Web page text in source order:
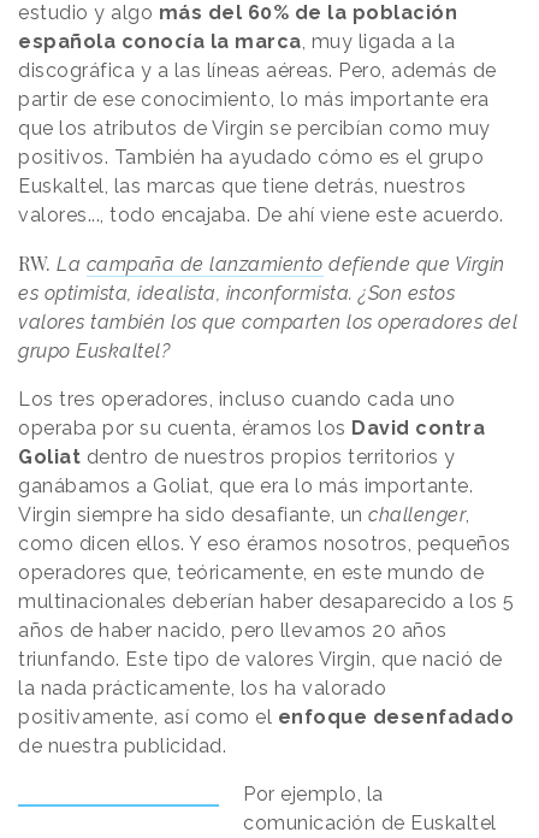
estudio y algo más del 60% de la población
española conocía la marca, muy ligada a la
discográfica y a las líneas aéreas. Pero, además de
partir de ese conocimiento, lo más importante era
que los atributos de Virgin se percibían como muy
positivos. También ha ayudado cómo es el grupo
Euskaltel, las marcas que tiene detrás, nuestros
valores..., todo encajaba. De ahí viene este acuerdo.
RW. La campaña de lanzamiento defiende que Virgin
es optimista, idealista, inconformista. ¿Son estos
valores también los que comparten los operadores del
grupo Euskaltel?
Los tres operadores, incluso cuando cada uno
operaba por su cuenta, éramos los David contra
Goliat dentro de nuestros propios territorios y
ganábamos a Goliat, que era lo más importante.
Virgin siempre ha sido desafiante, un challenger,
como dicen ellos. Y eso éramos nosotros, pequeños
operadores que, teóricamente, en este mundo de
multinacionales deberían haber desaparecido a los 5
años de haber nacido, pero llevamos 20 años
triunfando. Este tipo de valores Virgin, que nació de
la nada prácticamente, los ha valorado
positivamente, así como el enfoque desenfadado
de nuestra publicidad.
Por ejemplo, la
comunicación de Euskaltel